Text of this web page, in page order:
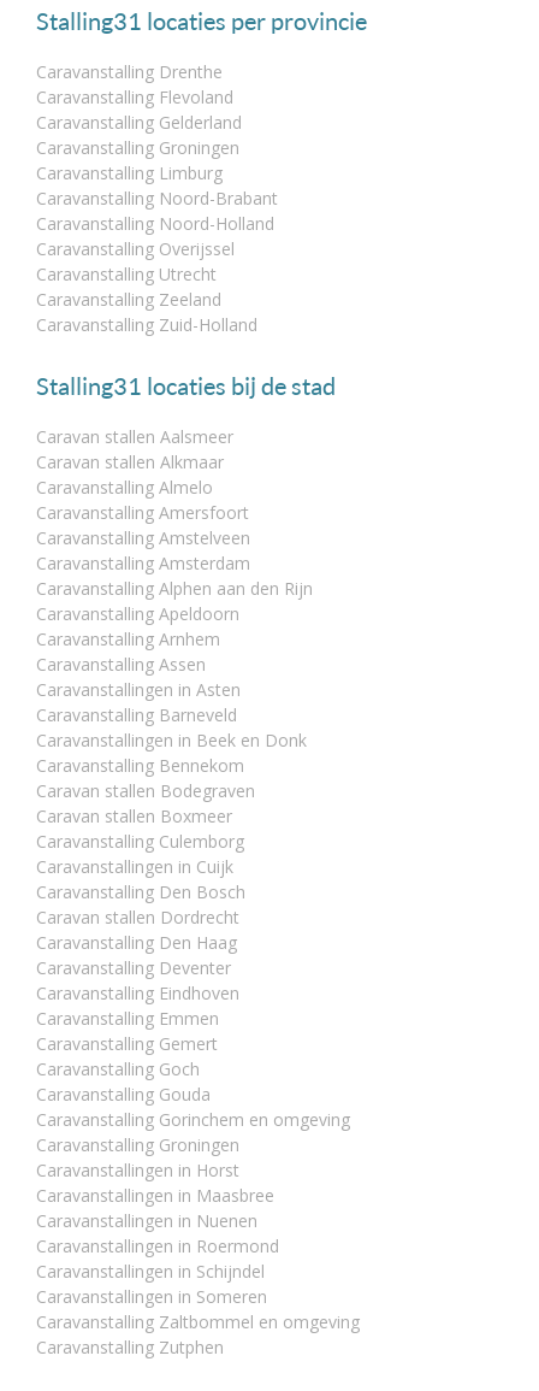
Stalling31 locaties per provincie
Caravanstalling Drenthe
Caravanstalling Flevoland
Caravanstalling Gelderland
Caravanstalling Groningen
Caravanstalling Limburg
Caravanstalling Noord-Brabant
Caravanstalling Noord-Holland
Caravanstalling Overijssel
Caravanstalling Utrecht
Caravanstalling Zeeland
Caravanstalling Zuid-Holland
Stalling31 locaties bij de stad
Caravan stallen Aalsmeer
Caravan stallen Alkmaar
Caravanstalling Almelo
Caravanstalling Amersfoort
Caravanstalling Amstelveen
Caravanstalling Amsterdam
Caravanstalling Alphen aan den Rijn
Caravanstalling Apeldoorn
Caravanstalling Arnhem
Caravanstalling Assen
Caravanstallingen in Asten
Caravanstalling Barneveld
Caravanstallingen in Beek en Donk
Caravanstalling Bennekom
Caravan stallen Bodegraven
Caravan stallen Boxmeer
Caravanstalling Culemborg
Caravanstallingen in Cuijk
Caravanstalling Den Bosch
Caravan stallen Dordrecht
Caravanstalling Den Haag
Caravanstalling Deventer
Caravanstalling Eindhoven
Caravanstalling Emmen
Caravanstalling Gemert
Caravanstalling Goch
Caravanstalling Gouda
Caravanstalling Gorinchem en omgeving
Caravanstalling Groningen
Caravanstallingen in Horst
Caravanstallingen in Maasbree
Caravanstallingen in Nuenen
Caravanstallingen in Roermond
Caravanstallingen in Schijndel
Caravanstallingen in Someren
Caravanstalling Zaltbommel en omgeving
Caravanstalling Zutphen